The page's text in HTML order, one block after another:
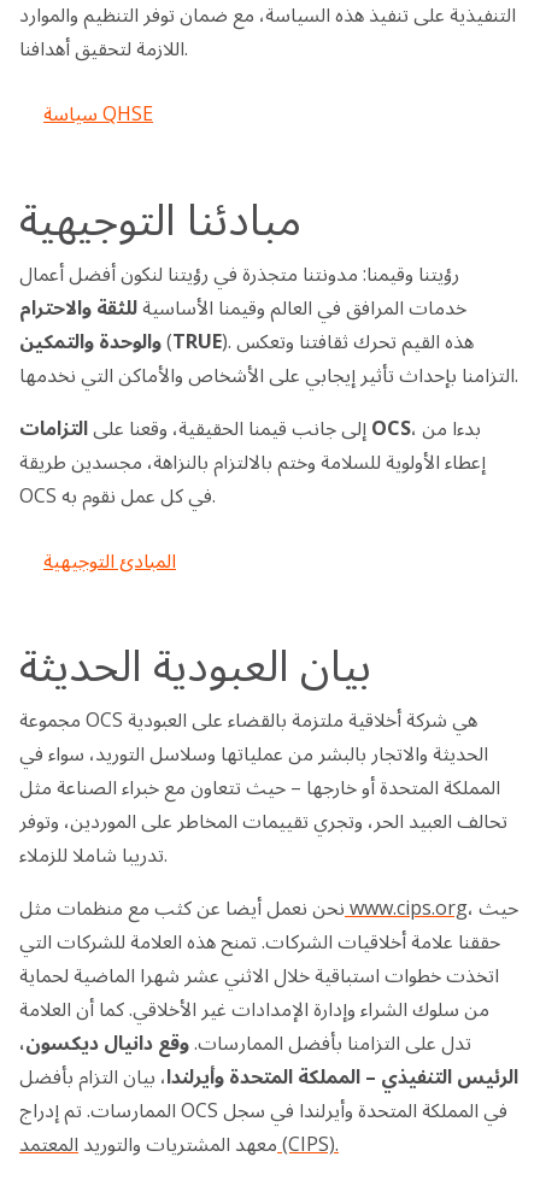
التنفيذية على تنفيذ هذه السياسة، مع ضمان توفر التنظيم والموارد
اللازمة لتحقيق أهدافنا.
سياسة QHSE
مبادئنا التوجيهية
رؤيتنا وقيمنا: مدونتنا متجذرة في رؤيتنا لنكون أفضل أعمال
خدمات المرافق في العالم وقيمنا الأساسيةللثقة والاحترام
والوحدة والتمكين (TRUE). هذه القيم تحرك ثقافتنا وتعكس
التزامنا بإحداث تأثير إيجابي على الأشخاص والأماكن التي نخدمها.
إلى جانب قيمنا الحقيقية، وقعنا على التزامات OCS، بدءا من
إعطاء الأولوية للسلامة وختم بالالتزام بالنزاهة، مجسدين طريقة
OCS في كل عمل نقوم به.
المبادئ التوجيهية
بيان العبودية الحديثة
مجموعة OCS هي شركة أخلاقية ملتزمة بالقضاء على العبودية
الحديثة والاتجار بالبشر من عملياتها وسلاسل التوريد، سواء في
المملكة المتحدة أو خارجها – حيث تتعاون مع خبراء الصناعة مثل
تحالف العبيد الحر، وتجري تقييمات المخاطر على الموردين، وتوفر
تدريبا شاملا للزملاء.
نحن نعمل أيضا عن كثب مع منظمات مثل www.cips.org، حيث
حققنا علامة أخلاقيات الشركات. تمنح هذه العلامة للشركات التي
اتخذت خطوات استباقية خلال الاثني عشر شهرا الماضية لحماية
من سلوك الشراء وإدارة الإمدادات غير الأخلاقي. كما أن العلامة
تدل على التزامنا بأفضل الممارسات.وقع دانيال ديكسون،
الرئيس التنفيذي – المملكة المتحدة وأيرلندا، بيان التزام بأفضل
الممارسات. تم إدراج OCS في المملكة المتحدة وأيرلندا في سجل
معهد المشتريات والتوريد المعتمد (CIPS).